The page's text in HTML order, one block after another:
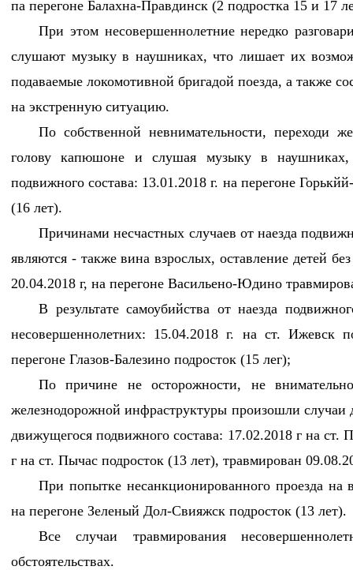
па перегоне Балахна-Правдинск (2 подростка 15 и 17
При этом несовершеннолетние нередко
слушают музыку в наушниках, что лишает их
подаваемые локомотивной бригадой поезда, а также
на экстренную ситуацию.
По собственной невнимательности, переходи
голову капюшоне и слушая музыку в наушниках,
подвижного состава: 13.01.2018 г. на перегоне
(16 лет).
Причинами несчастных случаев от наезда
являются - также вина взрослых, оставление детей
20.04.2018 г, на перегоне Васильено-Юдино
В результате самоубийства от наезда
несовершеннолетних: 15.04.2018 г. на ст. Ижевск
перегоне Глазов-Балезино подросток (15 лег);
По причине не осторожности, не
железнодорожной инфраструктуры произошли случаи
движущегося подвижного состава: 17.02.2018 г на
г на ст. Пычас подросток (13 лет), травмирован
При попытке несанкционированного проезда на
на перегоне Зеленый Дол-Свияжск подросток (13 лет).
Все случаи травмирования
обстоятельствах.